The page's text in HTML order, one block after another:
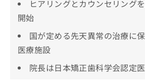
ヒアリングとカウンセリング
開始
国が定める先天異常の治療に
医療施設
院長は日本矯正歯科学会認定医